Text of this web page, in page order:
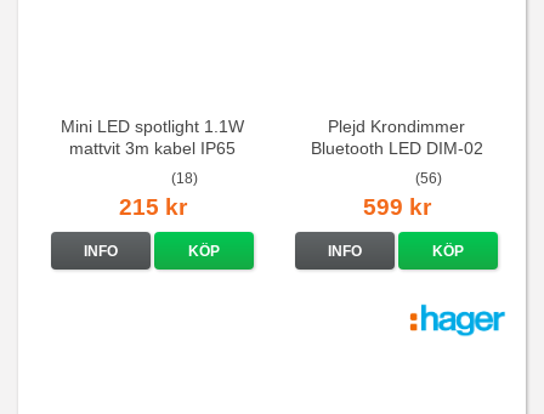
Mini LED spotlight 1.1W
mattvit 3m kabel IP65
(18)
215 kr
INFO KÖP
Plejd Krondimmer
Bluetooth LED DIM-02
(56)
599 kr
INFO KÖP